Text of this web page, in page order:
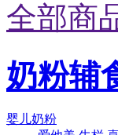
全部商
奶粉辅
婴儿奶粉